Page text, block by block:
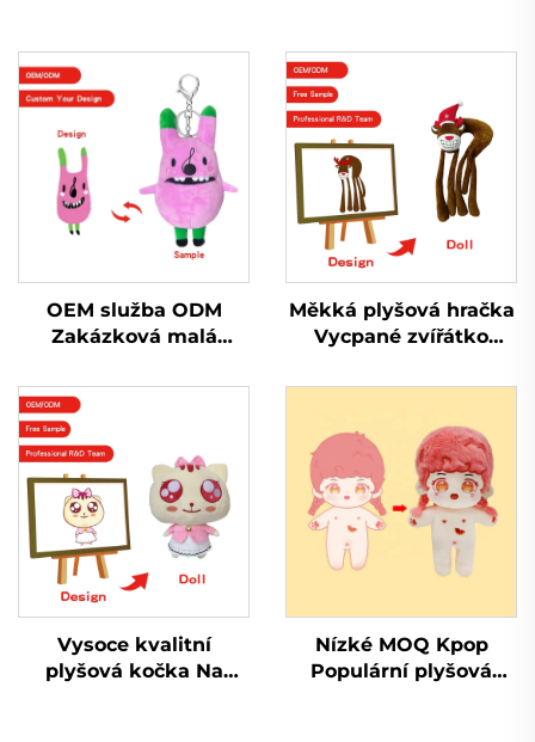
OEM služba ODM
Zakázková malá
přívěskem na klíče
Vycpaná plyšová
hračka s přívěskem na
klíče pro propagaci
Měkká plyšová hračka
Vycpané zvířátko
Malá plyšová hračka
Vysoce kvalitní
plyšová kočka Na
Nízké MOQ Kpop
Populární plyšová